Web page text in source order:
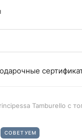
Tamburello с
СОВЕТУЕМ